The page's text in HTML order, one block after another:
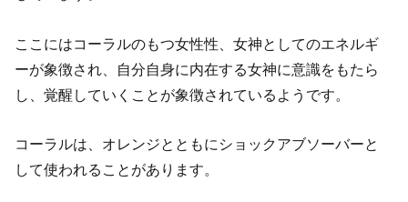
ここにはコーラルのもつ女性性、女神としてのエネルギ
ーが象徴され、自分自身に内在する女神に意識をもたら
し、覚醒していくことが象徴されているようです。
コーラルは、オレンジとともにショックアブソーバーと
して使われることがあります。